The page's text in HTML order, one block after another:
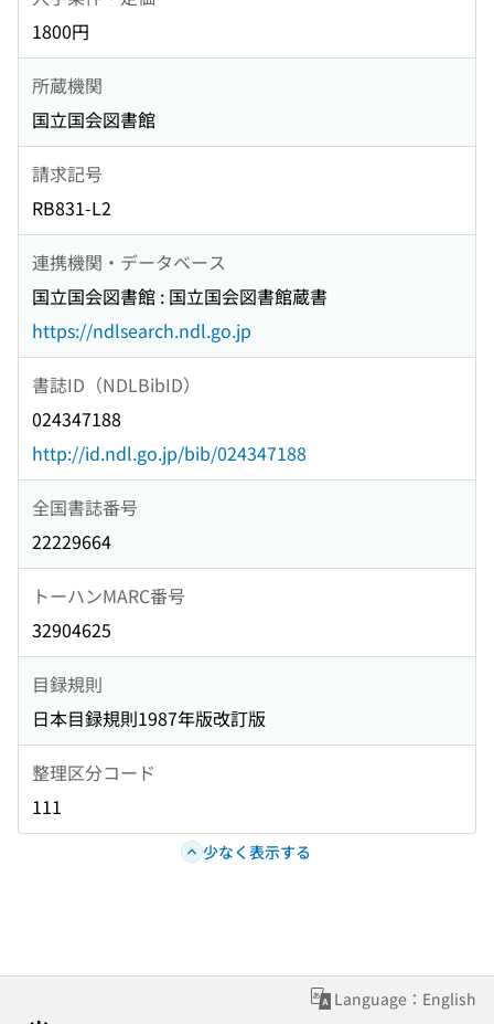
1800円
所蔵機関
国立国会図書館
請求記号
RB831-L2
連携機関・データベース
国立国会図書館 : 国立国会図書館蔵書
https://ndlsearch.ndl.go.jp
書誌ID（NDLBibID）
024347188
http://id.ndl.go.jp/bib/024347188
全国書誌番号
22229664
トーハンMARC番号
32904625
目録規則
日本目録規則1987年版改訂版
整理区分コード
111
少なく表示する
Language：English